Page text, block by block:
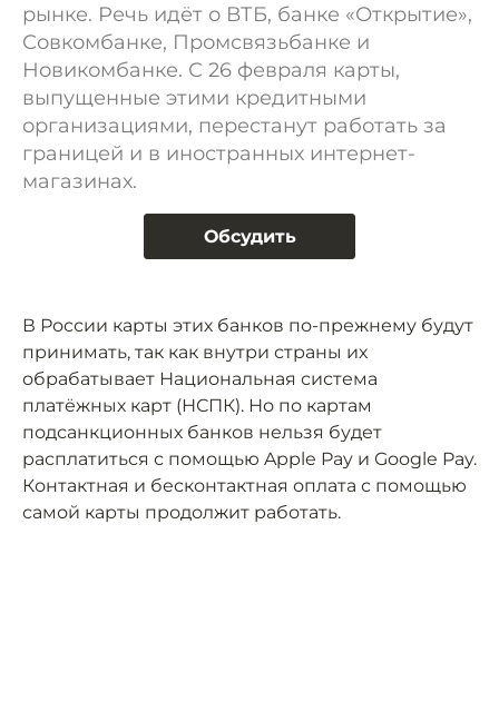
рынке. Речь идёт о ВТБ, банке «Открытие»,
Совкомбанке, Промсвязьбанке и
Новикомбанке. С 26 февраля карты,
выпущенные этими кредитными
организациями, перестанут работать за
границей и в иностранных интернет-
магазинах.
Обсудить
В России карты этих банков по-прежнему будут
принимать, так как внутри страны их
обрабатывает Национальная система
платёжных карт (НСПК). Но по картам
подсанкционных банков нельзя будет
расплатиться с помощью Apple Pay и Google Pay.
Контактная и бесконтактная оплата с помощью
самой карты продолжит работать.